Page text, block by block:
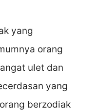
yang
orang
ulet dan
yang
berzodiak